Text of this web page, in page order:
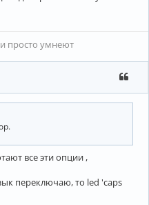
просто умнеют
все эти опции ,
переключаю, то led 'caps